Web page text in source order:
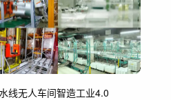
线无人车间智造工业4.0